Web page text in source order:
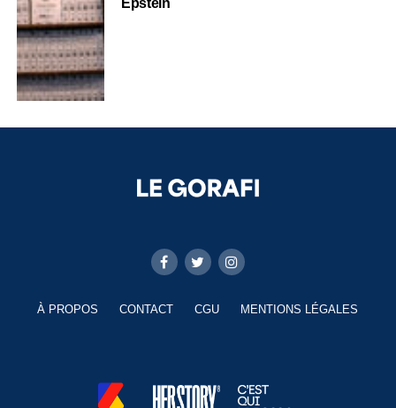
Epstein
À PROPOS CONTACT CGU MENTIONS LÉGALES